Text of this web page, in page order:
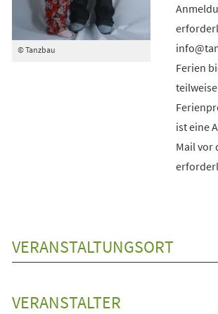
© Tanzbau
Ferien
ist eine
Mail vor
VERANSTALTUNGSORT
VERANSTALTER